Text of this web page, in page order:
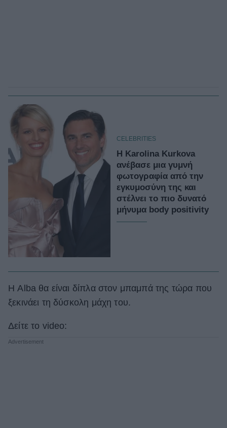
CELEBRITIES
H Karolina Kurkova
ανέβασε μια γυμνή
φωτογραφία από την
εγκυμοσύνη της και
στέλνει το πιο δυνατό
μήνυμα body positivity
Η Alba θα είναι δίπλα στον μπαμπά της τώρα που
ξεκινάει τη δύσκολη μάχη του.
Δείτε το video: